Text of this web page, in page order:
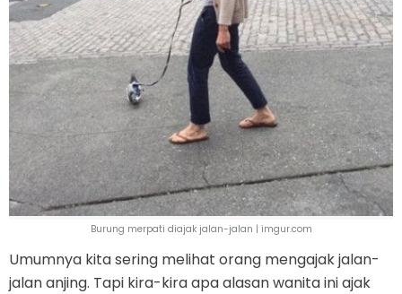
Burung merpati diajak jalan-jalan | imgur.com
Umumnya kita sering melihat orang mengajak jalan-
jalan anjing. Tapi kira-kira apa alasan wanita ini ajak